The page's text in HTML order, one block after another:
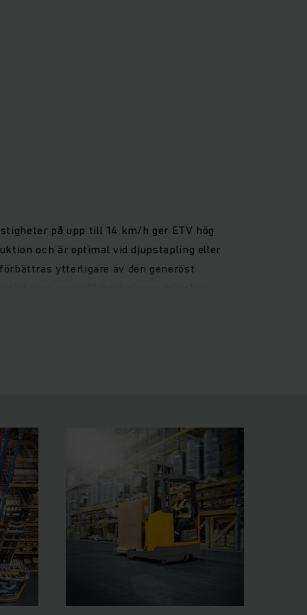
på upp till 14 km/h ger ETV hög
och är optimal vid djupstapling eller
ytterligare av den generöst